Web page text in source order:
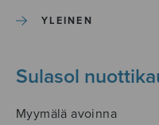
YLEINEN
Sulasol
Myymälä avoinna